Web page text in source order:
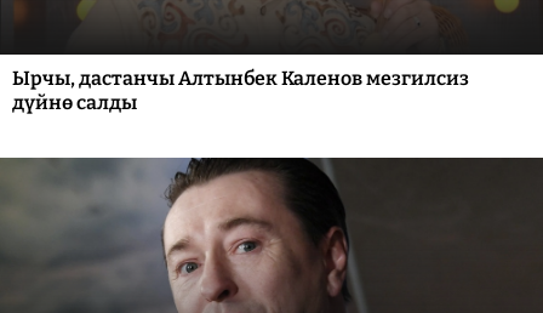
Ырчы, дастанчы Алтынбек Каленов мезгилсиз
дүйнө салды